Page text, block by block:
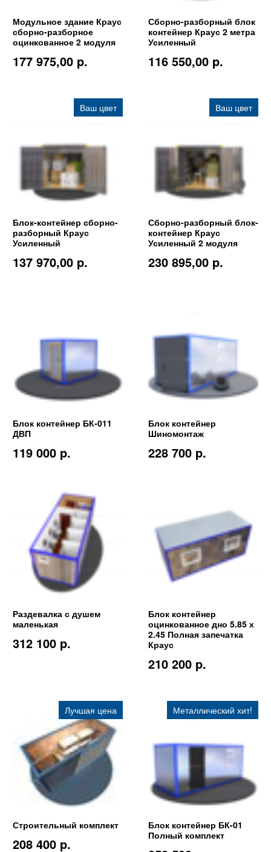
Модульное здание Краус
сборно-разборное
оцинкованное 2 модуля
177 975,00 p.
Сборно-разборный блок
контейнер Краус 2 метра
Усиленный
116 550,00 p.
Ваш цвет
Блок-контейнер сборно-
разборный Краус
Усиленный
137 970,00 p.
Ваш цвет
Сборно-разборный блок-
контейнер Краус
Усиленный 2 модуля
230 895,00 p.
Блок контейнер БК-011
ДВП
119 000 p.
Блок контейнер
Шиномонтаж
228 700 p.
Раздевалка с душем
маленькая
312 100 p.
Блок контейнер
оцинкованное дно 5.85 х
2.45 Полная запечатка
Краус
210 200 p.
Лучшая цена
Строительный комплект
208 400 p.
Металлический хит!
Блок контейнер БК-01
Полный комплект